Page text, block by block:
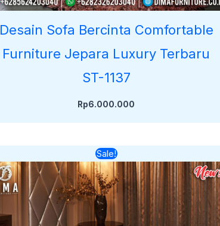
Desain Sofa Bercinta Comfortable
Furniture Jepara Luxury Terbaru
ST-1137
Rp6.000.000
Sale!Harga
aslinya
adalah:
Rp8.000.000.
saat
adalah:
Rp6.000.000.